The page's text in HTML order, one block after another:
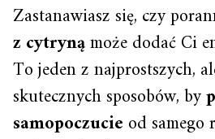
Zastanawiasz się, czy
z cytrynąmoże dodać Ci
To jeden z najprostszych,
skutecznych sposobów, by
samopoczucie od samego